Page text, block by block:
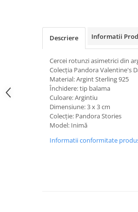
Uscatoare rufe
Utilaje si materiale de constructii
Laptop, Tablete & Telefoane
Accesorii tablete
Laptopuri si Accesorii
Telefoane Mobile & accesorii
Wearable & Gadgeturi
Electrocasnice & Climatizare
rufe si uscatoare
Descriere Informatii
Cercei rotunzi asimetrici din
Colecția Pandora Valentine's
Material: Argint Sterling 925
Închidere: tip balama
Culoare: Argintiu
Dimensiune: 3 x 3 cm
Colecție: Pandora Stories
Model: Inimă
Informatii conformitate